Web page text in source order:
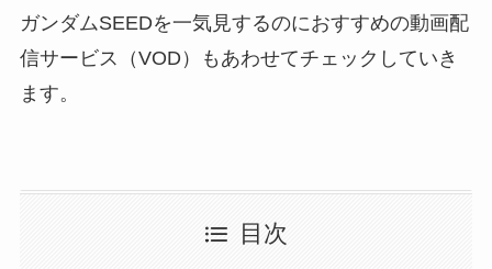
ガンダムSEEDを一気見するのにおすすめの動画配
信サービス（VOD）もあわせてチェックしていき
ます。
目次